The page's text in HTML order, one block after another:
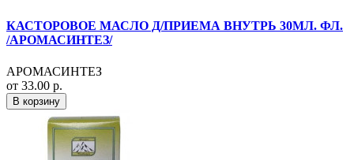
КАСТОРОВОЕ МАСЛО Д/ПРИЕМА ВНУТРЬ 30МЛ. ФЛ.
/АРОМАСИНТЕЗ/
АРОМАСИНТЕЗ
от 33.00 р.
В корзину